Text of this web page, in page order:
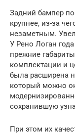
Задний бампер
крупнее, из-за
незаметным.
У Рено Логан
прежние
комплектации и
была расширена
который можно
сохранившую
При этом их